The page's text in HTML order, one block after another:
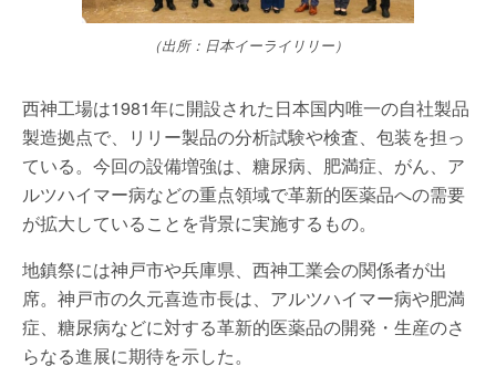
（出所：日本イーライリリー）
西神工場は1981年に開設された日本国内唯一の自社製品
製造拠点で、リリー製品の分析試験や検査、包装を担っ
ている。今回の設備増強は、糖尿病、肥満症、がん、ア
ルツハイマー病などの重点領域で革新的医薬品への需要
が拡大していることを背景に実施するもの。
地鎮祭には神戸市や兵庫県、西神工業会の関係者が出
席。神戸市の久元喜造市長は、アルツハイマー病や肥満
症、糖尿病などに対する革新的医薬品の開発・生産のさ
らなる進展に期待を示した。